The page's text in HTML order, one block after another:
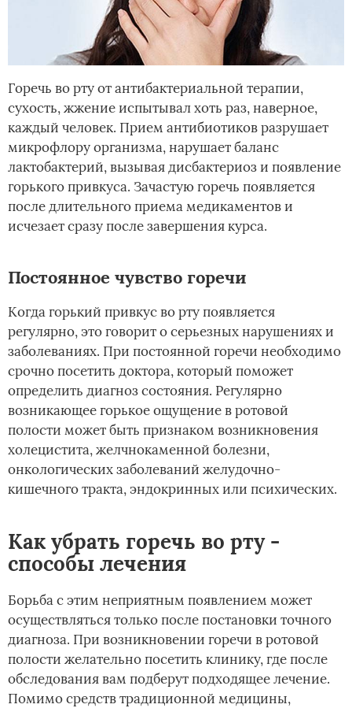
Горечь во рту от антибактериальной терапии,
сухость, жжение испытывал хоть раз, наверное,
каждый человек. Прием антибиотиков разрушает
микрофлору организма, нарушает баланс
лактобактерий, вызывая дисбактериоз и появление
горького привкуса. Зачастую горечь появляется
после длительного приема медикаментов и
исчезает сразу после завершения курса.
Постоянное чувство горечи
Когда горький привкус во рту появляется
регулярно, это говорит о серьезных нарушениях и
заболеваниях. При постоянной горечи необходимо
срочно посетить доктора, который поможет
определить диагноз состояния. Регулярно
возникающее горькое ощущение в ротовой
полости может быть признаком возникновения
холецистита, желчнокаменной болезни,
онкологических заболеваний желудочно-
кишечного тракта, эндокринных или психических.
Как убрать горечь во рту -
способы лечения
Борьба с этим неприятным появлением может
осуществляться только после постановки точного
диагноза. При возникновении горечи в ротовой
полости желательно посетить клинику, где после
обследования вам подберут подходящее лечение.
Помимо средств традиционной медицины,